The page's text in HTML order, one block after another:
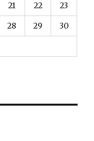
21 22 23
28 29 30